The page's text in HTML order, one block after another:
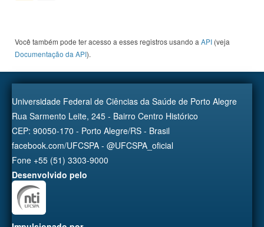
Você também pode ter acesso a esses registros usando a API (veja
Documentação da API).
Universidade Federal de Ciências da Saúde de Porto Alegre
Rua Sarmento Leite, 245 - Bairro Centro Histórico
CEP: 90050-170 - Porto Alegre/RS - Brasil
facebook.com/UFCSPA - @UFCSPA_oficial
Fone +55 (51) 3303-9000
Desenvolvido pelo